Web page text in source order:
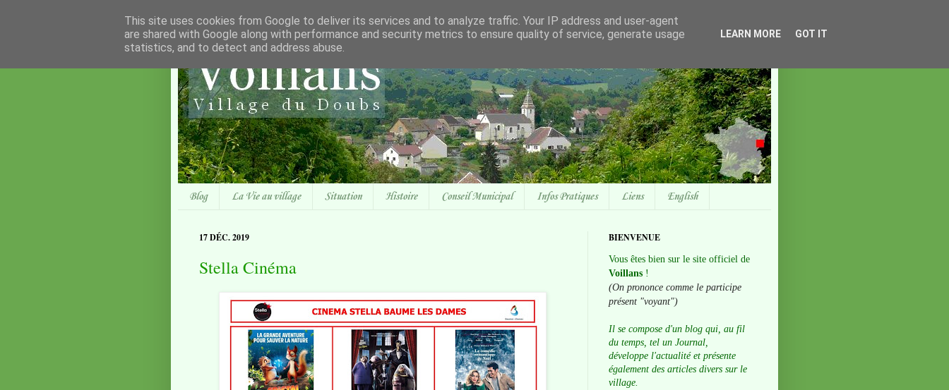
Blog La Vie au village Situation Histoire Conseil Municipal Infos Pratiques Liens English
17 DÉC. 2019
Stella Cinéma
BIENVENUE
Vous êtes bien sur le site officiel de
Voillans !
(On prononce comme le participe
présent "voyant")
Il se compose d'un blog qui, au fil
du temps, tel un Journal,
développe l'actualité et présente
également des articles divers sur le
village.
This site uses cookies from Google to deliver its services and to analyze traffic. Your IP address and user-agent
are shared with Google along with performance and security metrics to ensure quality of service, generate usage
statistics, and to detect and address abuse.
LEARN MORE GOT IT